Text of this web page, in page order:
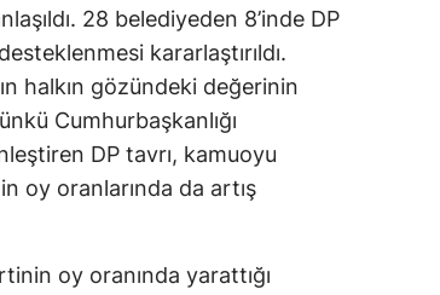
28 belediyeden 8’inde DP
kararlaştırıldı.
halkın gözündeki değerinin
Cumhurbaşkanlığı
DP tavrı, kamuoyu
oy oranlarında da artış
oy oranında yarattığı